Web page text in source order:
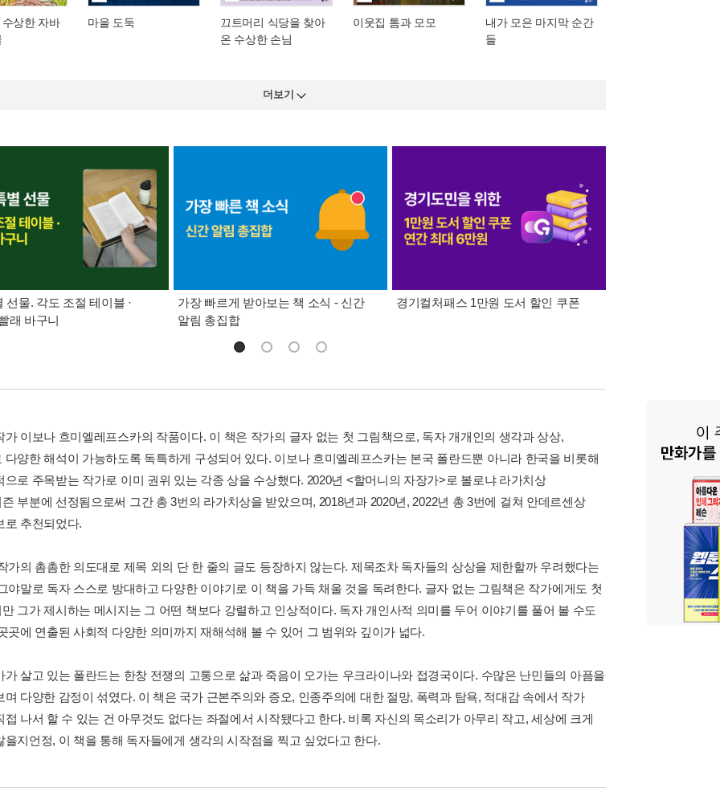
상한 자바
마을 도둑
끄트머리 식당을 찾아
온 수상한 손님
이웃집 톰과 모모
내가 모은 마지막 순간
들
더보기
선물. 각도 조절 테이블 ·
래 바구니
가장 빠르게 받아보는 책 소식 - 신간
알림 총집합
경기컬처패스 1만원 도서 할인 쿠폰
가 이보나 흐미엘레프스카의 작품이다. 이 책은 작가의 글자 없는 첫 그림책으로, 독자 개개인의 생각과 상상,
다양한 해석이 가능하도록 독특하게 구성되어 있다. 이보나 흐미엘레프스카는 본국 폴란드뿐 아니라 한국을 비롯해
으로 주목받는 작가로 이미 권위 있는 각종 상을 수상했다. 2020년 <할머니의 자장가>로 볼로냐 라가치상
부분에 선정됨으로써 그간 총 3번의 라가치상을 받았으며, 2018년과 2020년, 2022년 총 3번에 걸쳐 안데르센상
로 추천되었다.
가의 촘촘한 의도대로 제목 외의 단 한 줄의 글도 등장하지 않는다. 제목조차 독자들의 상상을 제한할까 우려했다는
야말로 독자 스스로 방대하고 다양한 이야기로 이 책을 가득 채울 것을 독려한다. 글자 없는 그림책은 작가에게도 첫
그가 제시하는 메시지는 그 어떤 책보다 강렬하고 인상적이다. 독자 개인사적 의미를 두어 이야기를 풀어 볼 수도
곳에 연출된 사회적 다양한 의미까지 재해석해 볼 수 있어 그 범위와 깊이가 넓다.
가 살고 있는 폴란드는 한창 전쟁의 고통으로 삶과 죽음이 오가는 우크라이나와 접경국이다. 수많은 난민들의 아픔을
며 다양한 감정이 섞였다. 이 책은 국가 근본주의와 증오, 인종주의에 대한 절망, 폭력과 탐욕, 적대감 속에서 작가
접 나서 할 수 있는 건 아무것도 없다는 좌절에서 시작됐다고 한다. 비록 자신의 목소리가 아무리 작고, 세상에 크게
을지언정, 이 책을 통해 독자들에게 생각의 시작점을 찍고 싶었다고 한다.